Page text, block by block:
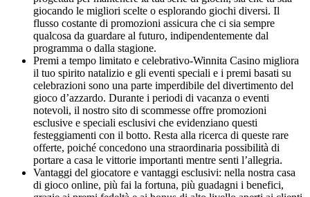
giocando le migliori scelte o esplorando giochi diversi. Il
flusso costante di promozioni assicura che ci sia sempre
qualcosa da guardare al futuro, indipendentemente dal
programma o dalla stagione.
Premi a tempo limitato e celebrativo-Winnita Casino migliora
il tuo spirito natalizio e gli eventi speciali e i premi basati su
celebrazioni sono una parte imperdibile del divertimento del
gioco d’azzardo. Durante i periodi di vacanza o eventi
notevoli, il nostro sito di scommesse offre promozioni
esclusive e speciali esclusivi che evidenziano questi
festeggiamenti con il botto. Resta alla ricerca di queste rare
offerte, poiché concedono una straordinaria possibilità di
portare a casa le vittorie importanti mentre senti l’allegria.
Vantaggi del giocatore e vantaggi esclusivi: nella nostra casa
di gioco online, più fai la fortuna, più guadagni i benefici,